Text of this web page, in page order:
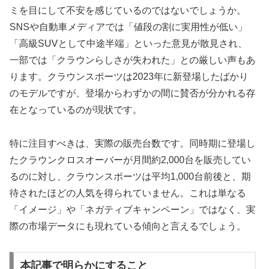
ミを目にして不安を感じているのではないでしょうか。
SNSや自動車メディアでは「値段の割に実用性が低い」
「高級SUVとして中途半端」といった意見が散見され、
一部では「クラウンらしさが失われた」との厳しい声もあ
ります。クラウンスポーツは2023年に新登場したばかり
のモデルですが、登場からわずかの間に賛否が分かれる存
在となっているのが現状です。
特に注目すべきは、実際の販売台数です。同時期に登場し
たクラウンクロスオーバーが月間約2,000台を販売してい
るのに対し、クラウンスポーツは平均1,000台前後と、期
待されたほどの人気を得られていません。これは単なる
「イメージ」や「ネガティブキャンペーン」ではなく、実
際の市場データにも現れている傾向と言えるでしょう。
本記事で明らかにすること